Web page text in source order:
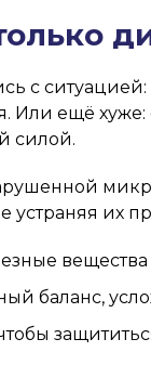
с
Или ещё
силой.
устраняя их
баланс,